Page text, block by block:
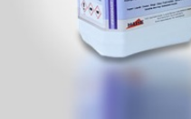
Désinfections et surodorants
Élections et manifestations
Piscines et bassins
Bacs à
Linges et